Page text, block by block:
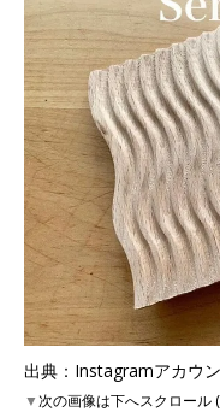
出典：Instagramアカウ
▼次の画像は下へスクロール